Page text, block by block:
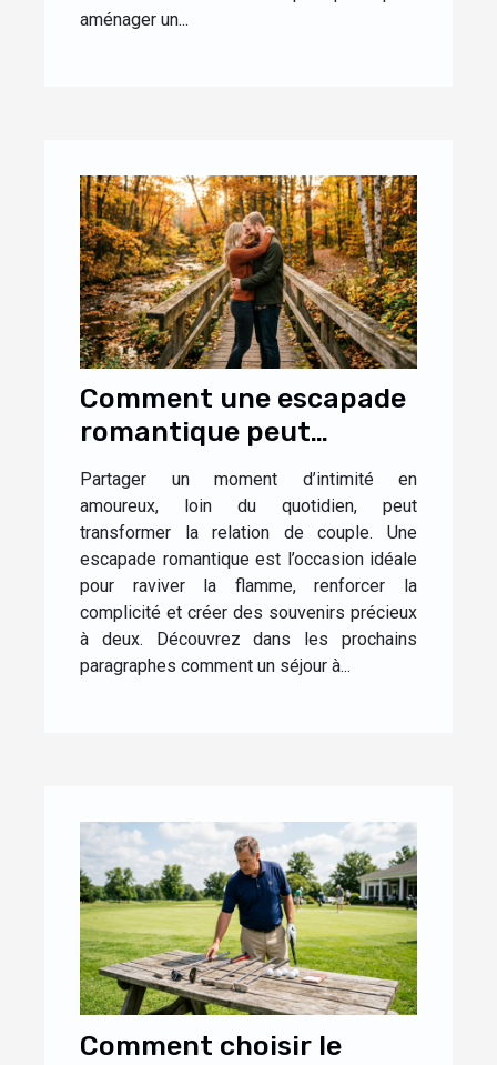
aménager un...
Comment une escapade
romantique peut
renforcer la complicité
dans le couple ?
Partager un moment d’intimité en
amoureux, loin du quotidien, peut
transformer la relation de couple. Une
escapade romantique est l’occasion idéale
pour raviver la flamme, renforcer la
complicité et créer des souvenirs précieux
à deux. Découvrez dans les prochains
paragraphes comment un séjour à...
Comment choisir le